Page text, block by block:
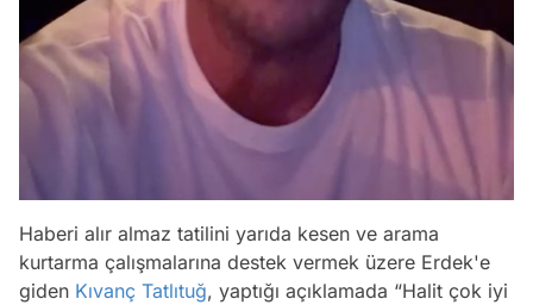
Haberi alır almaz tatilini yarıda kesen ve arama
kurtarma çalışmalarına destek vermek üzere Erdek'e
giden Kıvanç Tatlıtuğ, yaptığı açıklamada “Halit çok iyi